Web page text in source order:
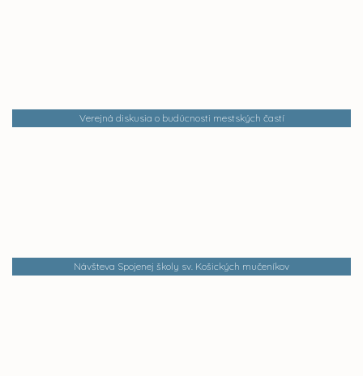
Verejná diskusia o budúcnosti mestských častí
Návšteva Spojenej školy sv. Košických mučeníkov